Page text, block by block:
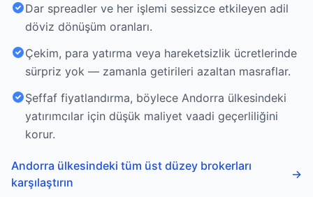
Dar spreadler ve her işlemi sessizce etkileyen adil
döviz dönüşüm oranları.
Çekim, para yatırma veya hareketsizlik ücretlerinde
sürpriz yok — zamanla getirileri azaltan masraflar.
Şeffaf fiyatlandırma, böylece Andorra ülkesindeki
yatırımcılar için düşük maliyet vaadi geçerliliğini
korur.
Andorra ülkesindeki tüm üst düzey brokerları
karşılaştırın
→